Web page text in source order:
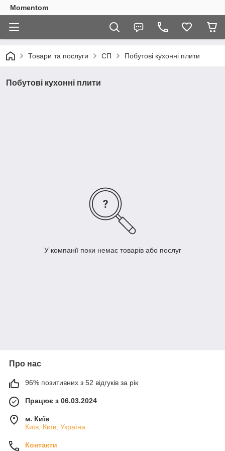
Momentom
Товари та послуги СП Побутові кухонні плити
Побутові кухонні плити
У компанії поки немає товарів або послуг
Про нас
96% позитивних з 52 відгуків за рік
Працює з 06.03.2024
м. Київ
Київ, Київ, Україна
Контакти